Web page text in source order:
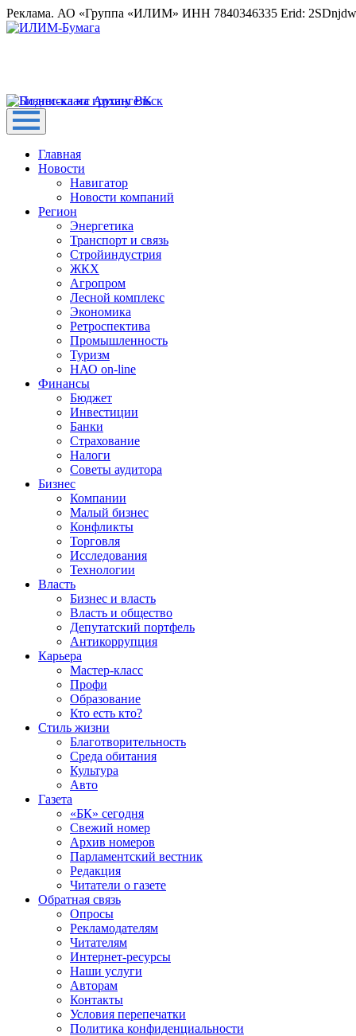
Реклама. АО «Группа «ИЛИМ» ИНН 7840346335 Erid:
Главная
Новости
Навигатор
Новости компаний
Регион
Энергетика
Транспорт и связь
Стройиндустрия
ЖКХ
Агропром
Лесной комплекс
Экономика
Ретроспектива
Промышленность
Туризм
НАО on-line
Финансы
Бюджет
Инвестиции
Банки
Страхование
Налоги
Советы аудитора
Бизнес
Компании
Малый бизнес
Конфликты
Торговля
Исследования
Технологии
Власть
Бизнес и власть
Власть и общество
Депутатский портфель
Антикоррупция
Карьера
Мастер-класс
Профи
Образование
Кто есть кто?
Стиль жизни
Благотворительность
Среда обитания
Культура
Авто
Газета
«БК» сегодня
Свежий номер
Архив номеров
Парламентский вестник
Редакция
Читатели о газете
Обратная связь
Опросы
Рекламодателям
Читателям
Интернет-ресурсы
Наши услуги
Авторам
Контакты
Условия перепечатки
Политика конфиденциальности